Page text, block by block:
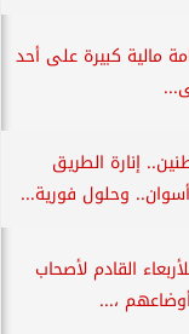
مالية كبيرة على أحد
إنارة الطريق
وحلول فورية...
القادم لأصحاب
،...